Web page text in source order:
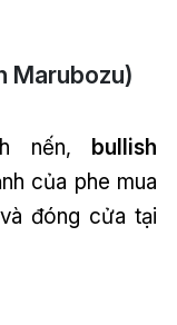
Marubozu)
nến, bullish
của phe mua
đóng cửa tại